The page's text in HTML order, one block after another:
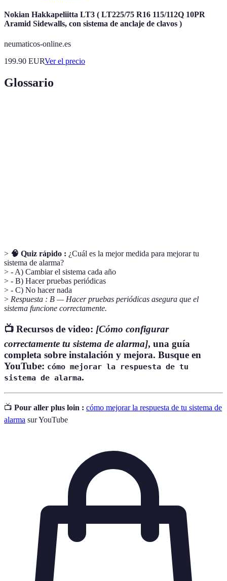
Nokian Hakkapeliitta LT3 ( LT225/75 R16 115/112Q 10PR
Aramid Sidewalls, con sistema de anclaje de clavos )
neumaticos-online.es
199.90 EURVer el precio
Glossario
> 🧠 Quiz rápido : ¿Cuál es la mejor medida para mejorar tu
sistema de alarma?
> - A) Cambiar el sistema cada año
> - B) Hacer pruebas periódicas
> - C) No hacer nada
> Respuesta : B — Hacer pruebas periódicas asegura que el
sistema funcione correctamente.
📺 Recursos de video: [Cómo configurar
correctamente tu sistema de alarma], una guía
completa sobre instalación y mejora. Busque en
YouTube: cómo mejorar la respuesta de tu
sistema de alarma.
📺 Pour aller plus loin : cómo mejorar la respuesta de tu sistema de
alarma sur YouTube